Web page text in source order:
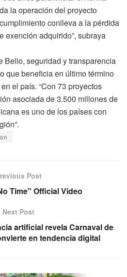
la operación del proyecto
conlleva a la pérdida
exención adquirido”, subraya
Bello, seguridad y transparencia
que beneficia en último término
el país. “Con 73 proyectos
asociada de 3.500 millones de
es uno de los países con
Post
Time" Official Video
Next Post
artificial revela Carnaval de
en tendencia digital